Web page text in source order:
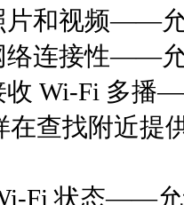
片和视频——
络连接性——
收 Wi-Fi 多播
在查找附近提
Fi 状态——允